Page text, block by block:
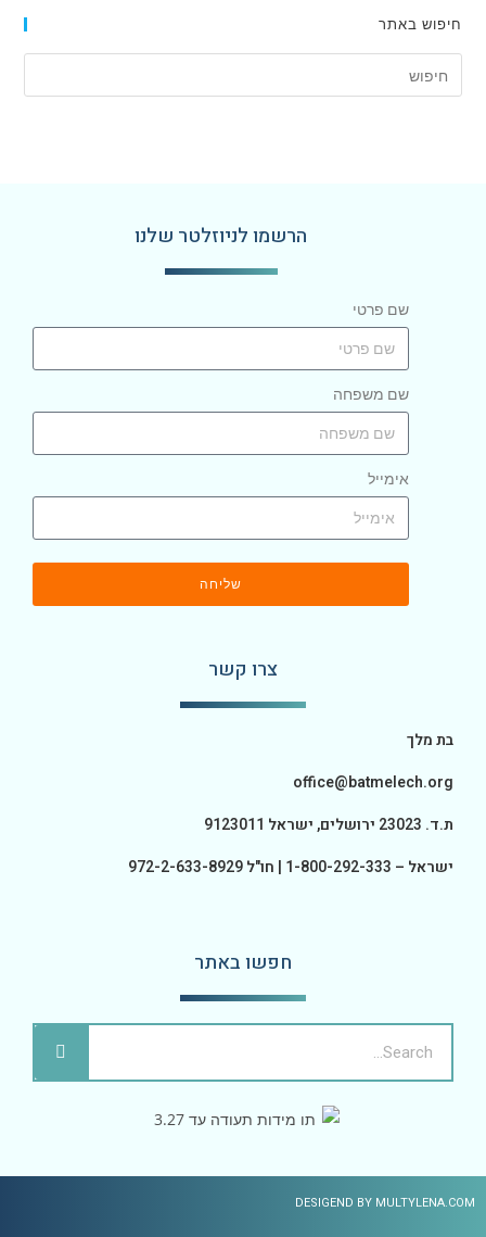
חיפוש באתר
הרשמו לניוזלטר שלנו
שם פרטי
שם משפחה
אימייל
שליחה
צרו קשר
בת מלך
office@batmelech.org
ת.ד. 23023 ירושלים, ישראל 9123011
ישראל – 1-800-292-333 | חו"ל 972-2-633-8929
חפשו באתר
DESIGEND BY MULTYLENA.COM